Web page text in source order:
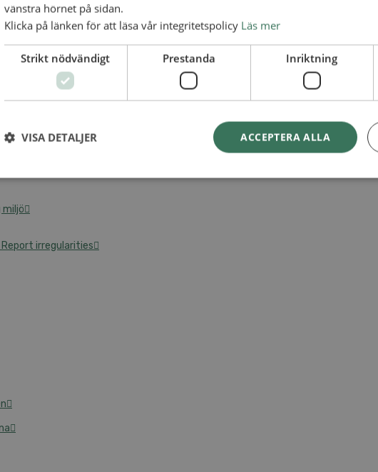
miljö
irregularities
vänstra hörnet på sidan.
Klicka på länken för att läsa vår integritetspolicy Läs mer
Strikt nödvändigt Prestanda Inriktning
ACCEPTERA ALLA
VISA DETALJER